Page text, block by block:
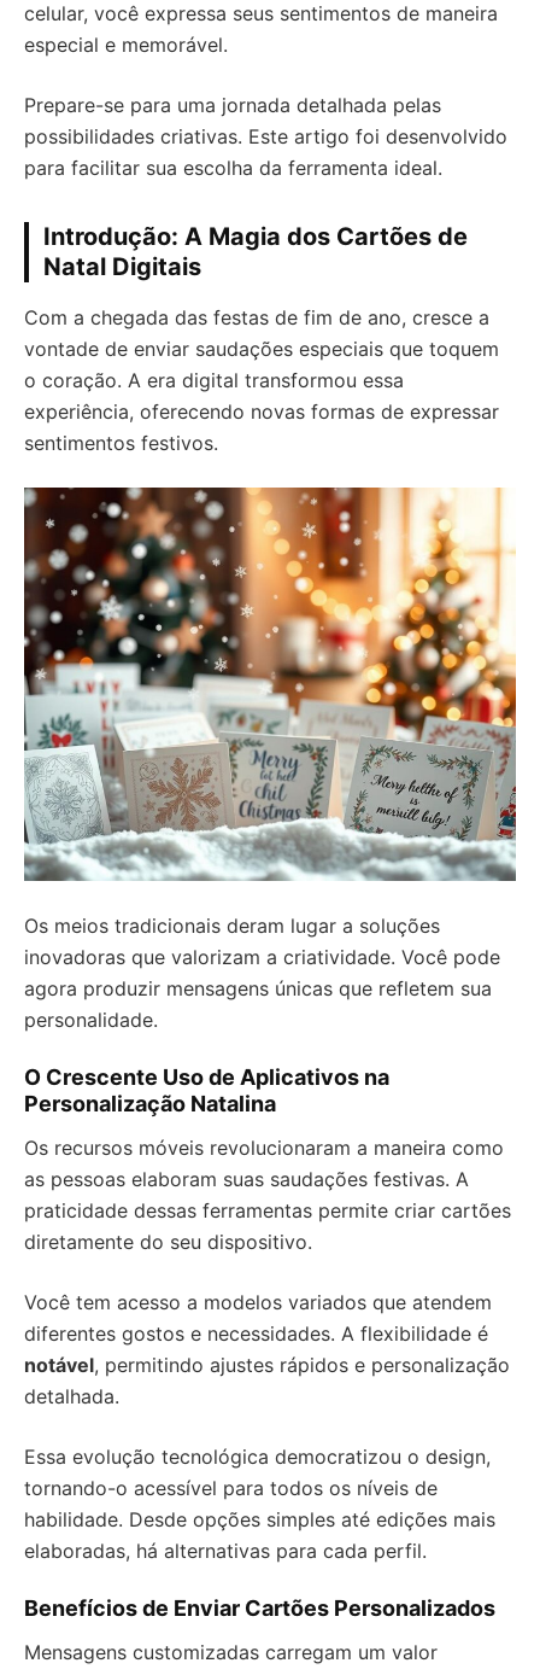
celular, você expressa seus sentimentos de maneira
especial e memorável.
Prepare-se para uma jornada detalhada pelas
possibilidades criativas. Este artigo foi desenvolvido
para facilitar sua escolha da ferramenta ideal.
Introdução: A Magia dos Cartões de
Natal Digitais
Com a chegada das festas de fim de ano, cresce a
vontade de enviar saudações especiais que toquem
o coração. A era digital transformou essa
experiência, oferecendo novas formas de expressar
sentimentos festivos.
Os meios tradicionais deram lugar a soluções
inovadoras que valorizam a criatividade. Você pode
agora produzir mensagens únicas que refletem sua
personalidade.
O Crescente Uso de Aplicativos na
Personalização Natalina
Os recursos móveis revolucionaram a maneira como
as pessoas elaboram suas saudações festivas. A
praticidade dessas ferramentas permite criar cartões
diretamente do seu dispositivo.
Você tem acesso a modelos variados que atendem
diferentes gostos e necessidades. A flexibilidade é
notável, permitindo ajustes rápidos e personalização
detalhada.
Essa evolução tecnológica democratizou o design,
tornando-o acessível para todos os níveis de
habilidade. Desde opções simples até edições mais
elaboradas, há alternativas para cada perfil.
Benefícios de Enviar Cartões Personalizados
Mensagens customizadas carregam um valor